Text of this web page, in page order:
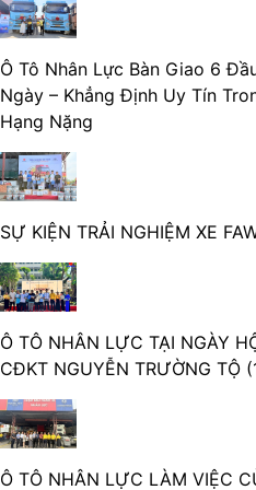
Ô Tô Nhân Lực Bàn Giao 6
Ngày – Khẳng Định Uy Tín
Hạng Nặng
SỰ KIỆN TRẢI NGHIỆM XE
Ô TÔ NHÂN LỰC TẠI NGÀY
CĐKT NGUYỄN TRƯỜNG TỘ
Ô TÔ NHÂN LỰC LÀM VIỆC